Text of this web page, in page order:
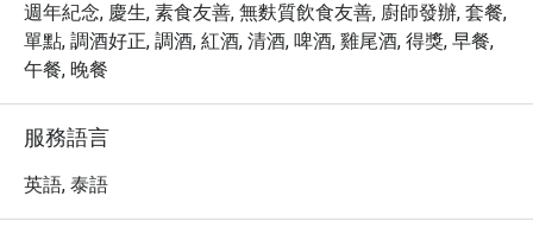
週年紀念, 慶生, 素食友善, 無麩質飲食友善, 廚師發辦, 套餐,
單點, 調酒好正, 調酒, 紅酒, 清酒, 啤酒, 雞尾酒, 得獎, 早餐,
午餐, 晚餐
服務語言
英語, 泰語